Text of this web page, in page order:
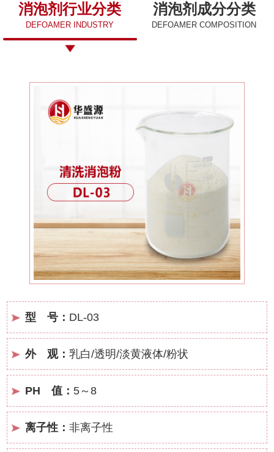
消泡剂行业分类
DEFOAMER INDUSTRY
消泡剂成分分类
DEFOAMER COMPOSITION
型 号： DL-03
外 观： 乳白/透明/淡黄液体/粉状
PH 值： 5～8
离子性： 非离子性